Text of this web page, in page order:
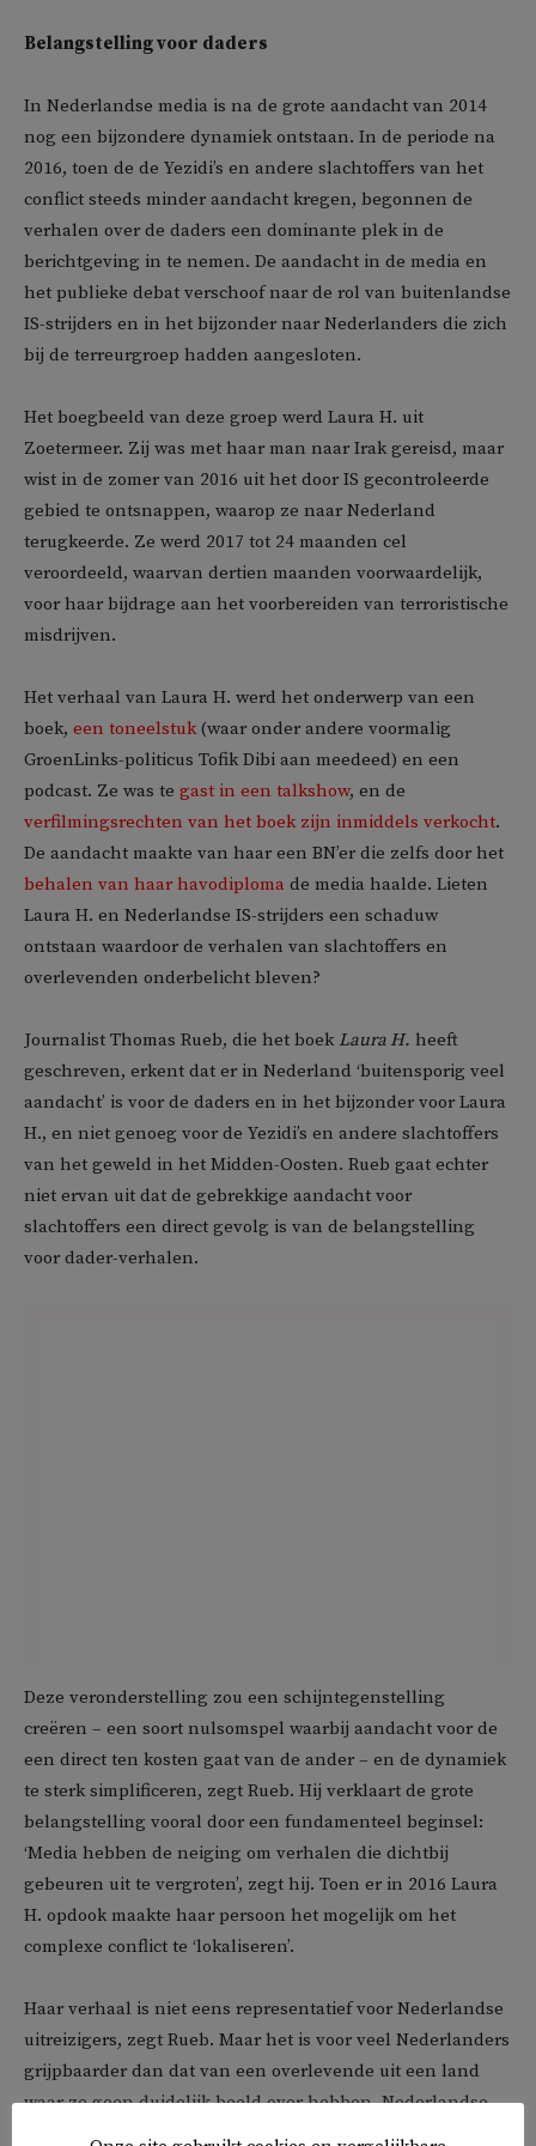
Belangstelling voor daders
In Nederlandse media is na de grote aandacht van 2014
nog een bijzondere dynamiek ontstaan. In de periode na
2016, toen de de Yezidi’s en andere slachtoffers van het
conflict steeds minder aandacht kregen, begonnen de
verhalen over de daders een dominante plek in de
berichtgeving in te nemen. De aandacht in de media en
het publieke debat verschoof naar de rol van buitenlandse
IS-strijders en in het bijzonder naar Nederlanders die zich
bij de terreurgroep hadden aangesloten.
Het boegbeeld van deze groep werd Laura H. uit
Zoetermeer. Zij was met haar man naar Irak gereisd, maar
wist in de zomer van 2016 uit het door IS gecontroleerde
gebied te ontsnappen, waarop ze naar Nederland
terugkeerde. Ze werd 2017 tot 24 maanden cel
veroordeeld, waarvan dertien maanden voorwaardelijk,
voor haar bijdrage aan het voorbereiden van terroristische
misdrijven.
Het verhaal van Laura H. werd het onderwerp van een
boek, een toneelstuk(waar onder andere voormalig
GroenLinks-politicus Tofik Dibi aan meedeed) en een
podcast. Ze was te gast in een talkshow, en de
verfilmingsrechten van het boek zijn inmiddels verkocht.
De aandacht maakte van haar een BN’er die zelfs door het
behalen van haar havodiploma de media haalde. Lieten
Laura H. en Nederlandse IS-strijders een schaduw
ontstaan waardoor de verhalen van slachtoffers en
overlevenden onderbelicht bleven?
Journalist Thomas Rueb, die het boek Laura H. heeft
geschreven, erkent dat er in Nederland ‘buitensporig veel
aandacht’ is voor de daders en in het bijzonder voor Laura
H., en niet genoeg voor de Yezidi’s en andere slachtoffers
van het geweld in het Midden-Oosten. Rueb gaat echter
niet ervan uit dat de gebrekkige aandacht voor
slachtoffers een direct gevolg is van de belangstelling
voor dader-verhalen.
Deze veronderstelling zou een schijntegenstelling
creëren – een soort nulsomspel waarbij aandacht voor de
een direct ten kosten gaat van de ander – en de dynamiek
te sterk simplificeren, zegt Rueb. Hij verklaart de grote
belangstelling vooral door een fundamenteel beginsel:
‘Media hebben de neiging om verhalen die dichtbij
gebeuren uit te vergroten’, zegt hij. Toen er in 2016 Laura
H. opdook maakte haar persoon het mogelijk om het
complexe conflict te ‘lokaliseren’.
Haar verhaal is niet eens representatief voor Nederlandse
uitreizigers, zegt Rueb. Maar het is voor veel Nederlanders
grijpbaarder dan dat van een overlevende uit een land
waar ze geen duidelijk beeld over hebben. Nederlandse
IS-strijders vormen een directe bedreiging voor de